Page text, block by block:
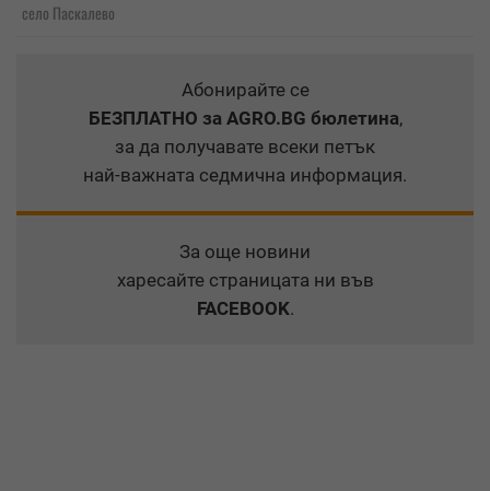
село Паскалево
Абонирайте се
БЕЗПЛАТНО за AGRO.BG бюлетина,
за да получавате всеки петък
най-важната седмична информация.
За още новини
харесайте страницата ни във
FACEBOOK.